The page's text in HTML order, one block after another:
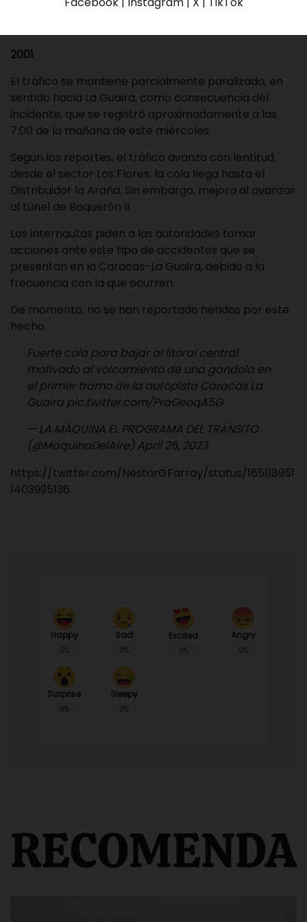
primer tramo de la autopista Caracas-La Guaira, a la
2001
El tráfico se mantiene parcialmente paralizado, en
sentido hacia La Guaira, como consecuencia del
incidente, que se registró aproximadamente a las
7:00 de la mañana de este miércoles.
Según los reportes, el tráfico avanza con lentitud
desde el sector Los Flores; la cola llega hasta el
Distribuidor la Araña. Sin embargo, mejora al avanzar
al túnel de Boquerón II.
Los internautas piden a las autoridades tomar
acciones ante este tipo de accidentes que se
presentan en la Caracas-La Guaira, debido a la
frecuencia con la que ocurren.
De momento, no se han reportado heridos por este
hecho.
Fuerte cola para bajar al litoral central
motivado al volcamiento de una gandola en
el primer tramo de la autopista Caracas La
Guaira pic.twitter.com/PraGeoqA5G
— LA MÁQUINA EL PROGRAMA DEL TRÁNSITO
(@MaquinaDelAire) April 26, 2023
https://twitter.com/NestorGFarray/status/165118951
1403995136
Happy
0%
Sad
0%
Excited
0%
Angry
0%
Surprise
0%
Sleepy
0%